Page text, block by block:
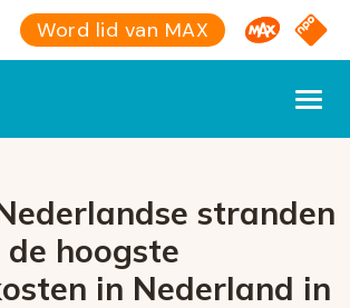
Word lid van MAX Omroep
NPO
stranden
hoogste
in Nederland in